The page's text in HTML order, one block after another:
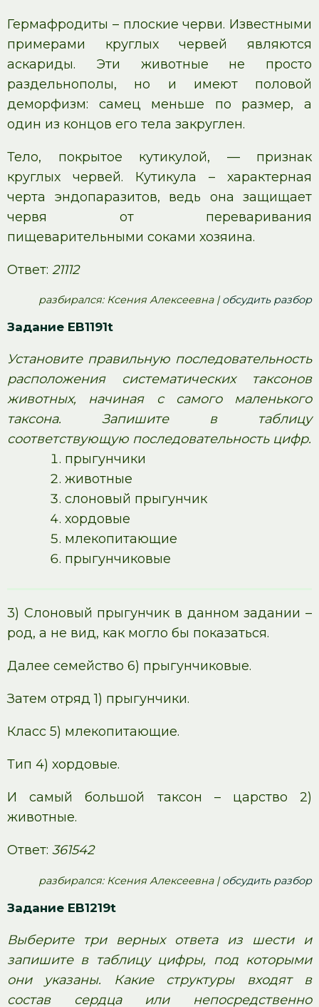
Гермафродиты – плоские черви. Известными
примерами круглых червей являются
аскариды. Эти животные не просто
раздельнополы, но и имеют половой
деморфизм: самец меньше по размер, а
один из концов его тела закруглен.
Тело, покрытое кутикулой, — признак
круглых червей. Кутикула – характерная
черта эндопаразитов, ведь она защищает
червя от переваривания
пищеварительными соками хозяина.
Ответ: 21112
pазбирался: Ксения Алексеевна |обсудить разбор
Задание EB1191t
Установите правильную последовательность
расположения систематических таксонов
животных, начиная с самого маленького
таксона. Запишите в таблицу
соответствующую последовательность цифр.
прыгунчики
животные
слоновый прыгунчик
хордовые
млекопитающие
прыгунчиковые
3) Слоновый прыгунчик в данном задании –
род, а не вид, как могло бы показаться.
Далее семейство 6) прыгунчиковые.
Затем отряд 1) прыгунчики.
Класс 5) млекопитающие.
Тип 4) хордовые.
И самый большой таксон – царство 2)
животные.
Ответ: 361542
pазбирался: Ксения Алексеевна |обсудить разбор
Задание EB1219t
Выберите три верных ответа из шести и
запишите в таблицу цифры, под которыми
они указаны. Какие структуры входят в
состав сердца или непосредственно